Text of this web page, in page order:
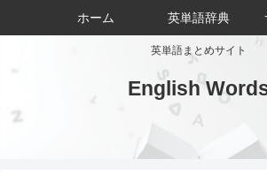
英単語まとめサイト
English
ホーム 英単語辞典